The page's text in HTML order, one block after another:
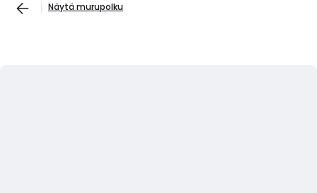
Näytä murupolku